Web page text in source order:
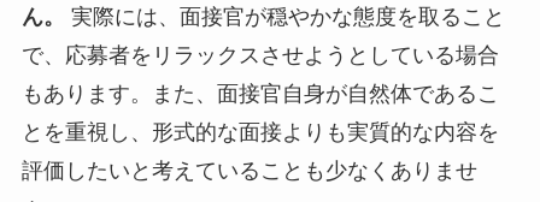
ん。
実際には、面接官が穏やかな態度を取ること
で、応募者をリラックスさせようとしている場合
もあります。また、面接官自身が自然体であるこ
とを重視し、形式的な面接よりも実質的な内容を
評価したいと考えていることも少なくありませ